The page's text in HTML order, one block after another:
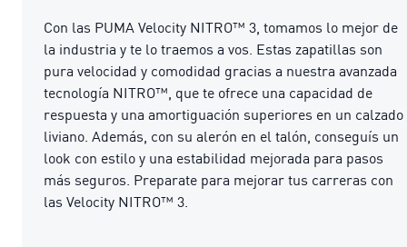
Con las PUMA Velocity NITRO™ 3, tomamos lo mejor de
la industria y te lo traemos a vos. Estas zapatillas son
pura velocidad y comodidad gracias a nuestra avanzada
tecnología NITRO™, que te ofrece una capacidad de
respuesta y una amortiguación superiores en un calzado
liviano. Además, con su alerón en el talón, conseguís un
look con estilo y una estabilidad mejorada para pasos
más seguros. Preparate para mejorar tus carreras con
las Velocity NITRO™ 3.